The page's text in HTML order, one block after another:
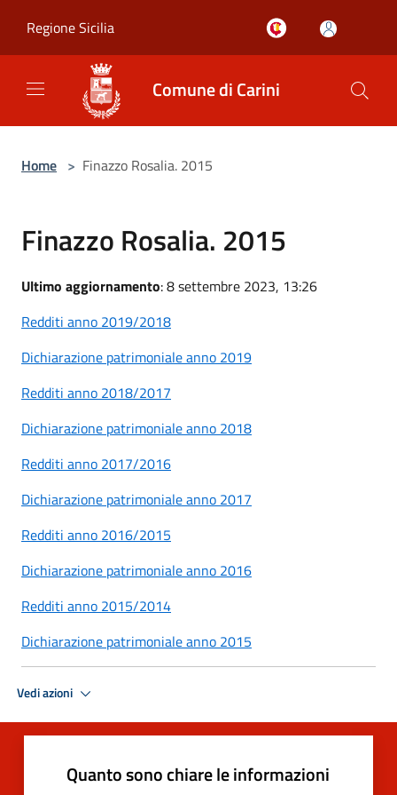
Regione Sicilia
Comune di Carini
Home > Finazzo Rosalia. 2015
Finazzo Rosalia. 2015
Ultimo aggiornamento: 8 settembre 2023, 13:26
Redditi anno 2019/2018
Dichiarazione patrimoniale anno 2019
Redditi anno 2018/2017
Dichiarazione patrimoniale anno 2018
Redditi anno 2017/2016
Dichiarazione patrimoniale anno 2017
Redditi anno 2016/2015
Dichiarazione patrimoniale anno 2016
Redditi anno 2015/2014
Dichiarazione patrimoniale anno 2015
Vedi azioni
Quanto sono chiare le informazioni